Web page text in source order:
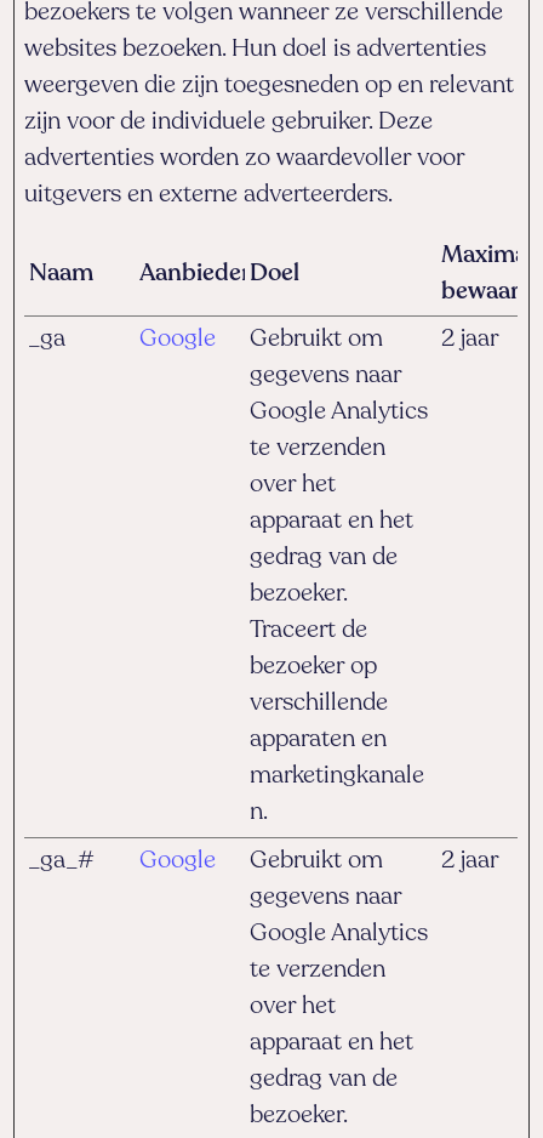
bezoekers te volgen wanneer ze verschillende
websites bezoeken. Hun doel is advertenties
weergeven die zijn toegesneden op en relevant
zijn voor de individuele gebruiker. Deze
advertenties worden zo waardevoller voor
uitgevers en externe adverteerders.
Naam AanbiederDoel
_ga
Google
Gebruikt om
gegevens naar
Google Analytics
te verzenden
over het
apparaat en het
gedrag van de
bezoeker.
Traceert de
bezoeker op
verschillende
apparaten en
marketingkanale
n.
2 jaar
_ga_# Google
Gebruikt om
gegevens naar
Google Analytics
te verzenden
over het
apparaat en het
gedrag van de
bezoeker.
2 jaar